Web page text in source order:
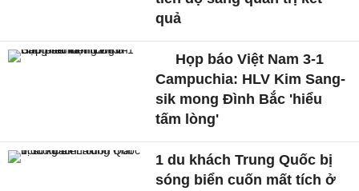
quả
Họp báo Việt Nam 3-1
Campuchia: HLV Kim Sang-
sik mong Đình Bắc 'hiểu
tấm lòng'
1 du khách Trung Quốc bị
sóng biển cuốn mất tích ở